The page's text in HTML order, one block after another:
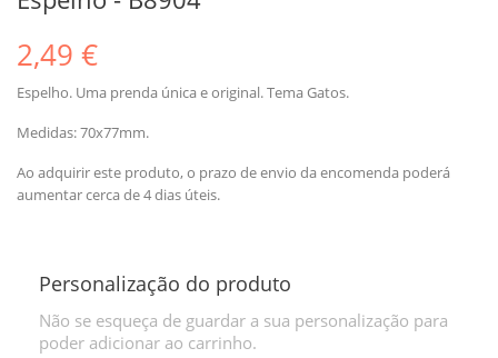
2,49 €
Espelho. Uma prenda única e original. Tema Gatos.
Medidas: 70x77mm.
Ao adquirir este produto, o prazo de envio da encomenda poderá
aumentar cerca de 4 dias úteis.
Personalização do produto
Não se esqueça de guardar a sua personalização para
poder adicionar ao carrinho.